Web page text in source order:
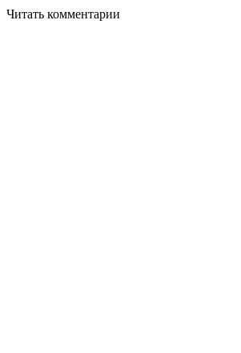
Читать комментарии